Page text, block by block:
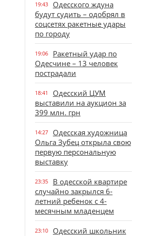
19:43
Одесского ждуна
будут судить – одобрял в
соцсетях ракетные удары
по городу
19:06
Ракетный удар по
Одесчине – 13 человек
пострадали
18:41
Одесский ЦУМ
выставили на аукцион за
399 млн. грн
14:27
Одесская художница
Ольга Зубец открыла свою
первую персональную
выставку
23:35
В одесской квартире
случайно закрылся 6-
летний ребенок с 4-
месячным младенцем
23:10
Одесский школьник